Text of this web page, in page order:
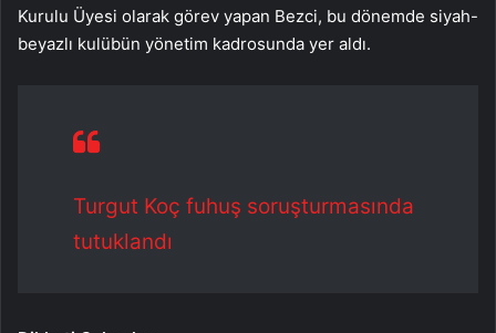
Kurulu Üyesi olarak görev yapan Bezci, bu dönemde siyah-
beyazlı kulübün yönetim kadrosunda yer aldı.
Turgut Koç fuhuş soruşturmasında
tutuklandı